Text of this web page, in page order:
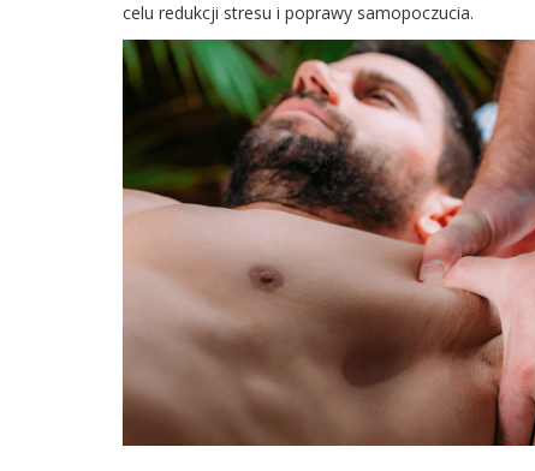
celu redukcji stresu i poprawy samopoczucia.